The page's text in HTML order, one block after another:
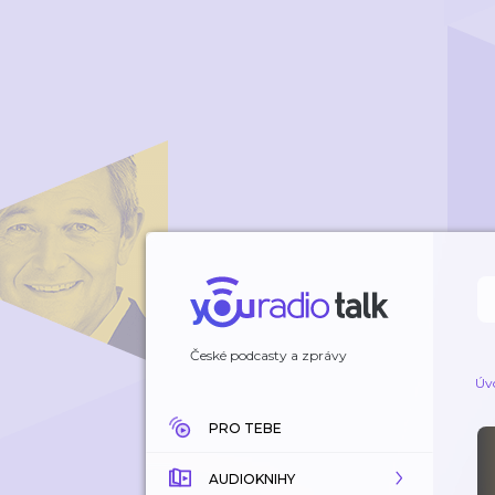
České podcasty a zprávy
PRO TEBE
AUDIOKNIHY